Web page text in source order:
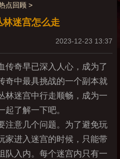
点回顾>
林迷宫怎么走
2023-12-23 13:37
传奇早已深入人心，成为了
奇中最具挑战的一个副本就
林迷宫中行走顺畅，成为一
了解一下吧。
注意几个问题。为了避免玩
家进入迷宫的时候，只能带
队入内。每个迷宫内只有一